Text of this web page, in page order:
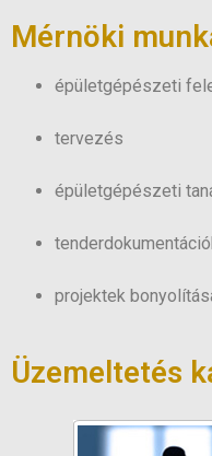
Mérnöki
épületgépészeti
tervezés
épületgépészeti
projektek
Üzemeltetés